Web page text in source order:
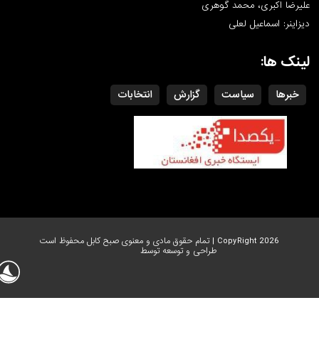
علیرضا اکبری، محمد گوهری
دیزاینر: اسماعیل لعلی
لینک ها:
خبرها سیاست گزارش انتخابات
CopyRight 2026 | تمام حقوق مادی و معنوی صبح کابل محفوظ است
طراحی و توسعه توسط